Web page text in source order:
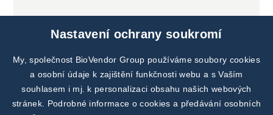
Nastavení ochrany soukromí
My, společnost BioVendor Group používáme soubory cookies
a osobní údaje k zajištění funkčnosti webu a s Vaším
souhlasem i mj. k personalizaci obsahu našich webových
stránek. Podrobné informace o cookies a předávání osobních